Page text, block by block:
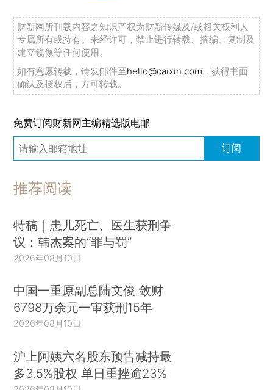
财新网所刊载内容之知识产权为财新传媒及/或相关权利人
专属所有或持有。未经许可，禁止进行转载、摘编、复制及
建立镜像等任何使用。
如有意愿转载，请发邮件至hello@caixin.com ，获得书面
确认及授权后，方可转载。
免费订阅财新网主编精选版电邮
订阅
推荐阅读
特稿｜患儿死亡、医生获刑争
议：韩杰案的“罪与罚”
2026年08月10日
中国一重原副总陆文俊 敛财
6798万余元一审获刑15年
2026年08月10日
沪上阿姨六名股东预告减持最
多3.5%股权 单日重挫逾23%